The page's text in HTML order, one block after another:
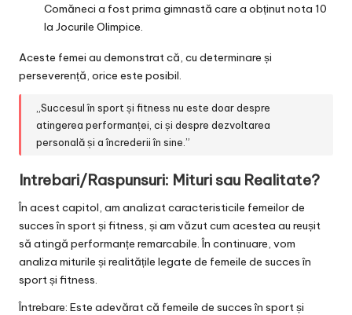
Comăneci a fost prima gimnastă care a obținut nota 10
la Jocurile Olimpice.
Aceste femei au demonstrat că, cu determinare și
perseverență, orice este posibil.
„Succesul în sport și fitness nu este doar despre
atingerea performanței, ci și despre dezvoltarea
personală și a încrederii în sine.”
Intrebari/Raspunsuri: Mituri sau Realitate?
În acest capitol, am analizat caracteristicile femeilor de
succes în sport și fitness, și am văzut cum acestea au reușit
să atingă performanțe remarcabile. În continuare, vom
analiza miturile și realitățile legate de femeile de succes în
sport și fitness.
Întrebare: Este adevărat că femeile de succes în sport și